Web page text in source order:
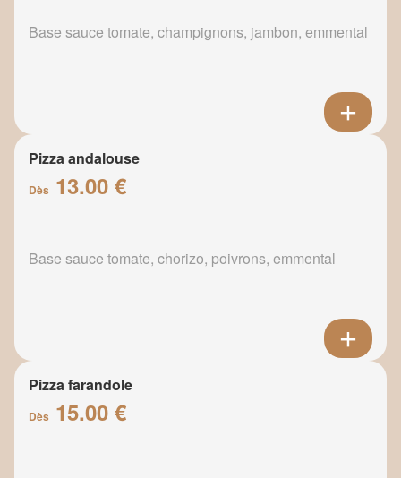
Base sauce tomate, champignons, jambon, emmental
Pizza andalouse
Dès 13.00 €
Base sauce tomate, chorizo, poivrons, emmental
Pizza farandole
Dès 15.00 €